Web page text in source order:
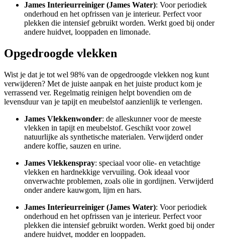
James Interieurreiniger (James Water): Voor periodiek
onderhoud en het opfrissen van je interieur. Perfect voor
plekken die intensief gebruikt worden. Werkt goed bij onder
andere huidvet, looppaden en limonade.
Opgedroogde vlekken
Wist je dat je tot wel 98% van de opgedroogde vlekken nog kunt
verwijderen? Met de juiste aanpak en het juiste product kom je
verrassend ver. Regelmatig reinigen helpt bovendien om de
levensduur van je tapijt en meubelstof aanzienlijk te verlengen.
James Vlekkenwonder: de alleskunner voor de meeste
vlekken in tapijt en meubelstof. Geschikt voor zowel
natuurlijke als synthetische materialen. Verwijderd onder
andere koffie, sauzen en urine.
James Vlekkenspray: speciaal voor olie- en vetachtige
vlekken en hardnekkige vervuiling. Ook ideaal voor
onverwachte problemen, zoals olie in gordijnen. Verwijderd
onder andere kauwgom, lijm en hars.
James Interieurreiniger (James Water): Voor periodiek
onderhoud en het opfrissen van je interieur. Perfect voor
plekken die intensief gebruikt worden. Werkt goed bij onder
andere huidvet, modder en looppaden.